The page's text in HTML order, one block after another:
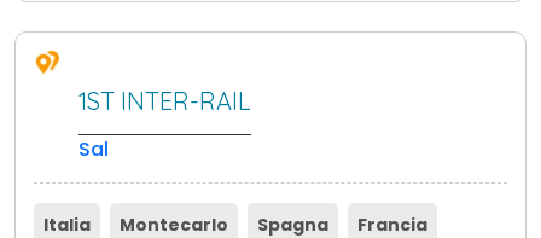
1ST INTER-RAIL
Sal
Italia Montecarlo Spagna Francia